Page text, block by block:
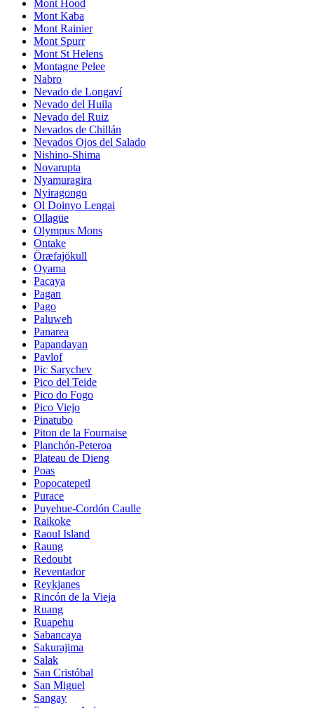
Mont Hood
Mont Kaba
Mont Rainier
Mont Spurr
Mont St Helens
Montagne Pelee
Nabro
Nevado de Longaví
Nevado del Huila
Nevado del Ruiz
Nevados de Chillán
Nevados Ojos del Salado
Nishino-Shima
Novarupta
Nyamuragira
Nyiragongo
Ol Doinyo Lengai
Ollagüe
Olympus Mons
Ontake
Öræfajökull
Oyama
Pacaya
Pagan
Pago
Paluweh
Panarea
Papandayan
Pavlof
Pic Sarychev
Pico del Teide
Pico do Fogo
Pico Viejo
Pinatubo
Piton de la Fournaise
Planchón-Peteroa
Plateau de Dieng
Poas
Popocatepetl
Purace
Puyehue-Cordón Caulle
Raikoke
Raoul Island
Raung
Redoubt
Reventador
Reykjanes
Rincón de la Vieja
Ruang
Ruapehu
Sabancaya
Sakurajima
Salak
San Cristóbal
San Miguel
Sangay